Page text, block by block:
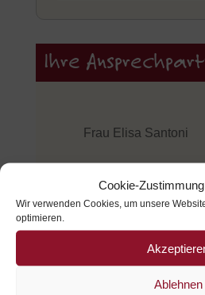
Cookie-
Wir verwenden Cookies, um unsere
optimieren.
Ablehnen
Ihre
Frau Elisa Santoni
Handy +49 176
es@toskana-mit-